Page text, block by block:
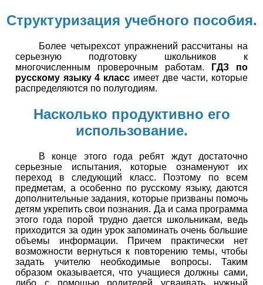
Структуризация учебного пособия.
Более четырехсот упражнений рассчитаны на
серьезную подготовку школьников к
многочисленным проверочным работам.
ГДЗ по
русскому языку 4 класс имеет две части, которые
распределяются по полугодиям.
Насколько продуктивно его
использование.
В конце этого года ребят ждут достаточно
серьезные испытания, которые ознаменуют их
переход в следующий класс. Поэтому по всем
предметам, а особенно по русскому языку, даются
дополнительные задания, которые призваны помочь
детям укрепить свои познания. Да и сама программа
этого года порой трудно дается школьникам, ведь
приходится за один урок запоминать очень большие
объемы информации. Причем практически нет
возможности вернуться к повторению темы, чтобы
задать учителю необходимые вопросы. Таким
образом оказывается, что учащиеся должны сами,
либо с помощью родителей усваивать нужный